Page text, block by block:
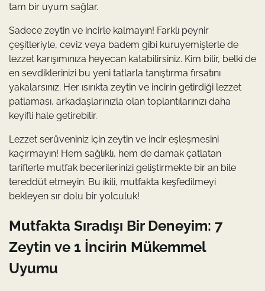
tam bir uyum sağlar.
Sadece zeytin ve incirle kalmayın! Farklı peynir
çeşitleriyle, ceviz veya badem gibi kuruyemişlerle de
lezzet karışımınıza heyecan katabilirsiniz. Kim bilir, belki de
en sevdiklerinizi bu yeni tatlarla tanıştırma fırsatını
yakalarsınız. Her ısırıkta zeytin ve incirin getirdiği lezzet
patlaması, arkadaşlarınızla olan toplantılarınızı daha
keyifli hale getirebilir.
Lezzet serüveniniz için zeytin ve incir eşleşmesini
kaçırmayın! Hem sağlıklı, hem de damak çatlatan
tariflerle mutfak becerilerinizi geliştirmekte bir an bile
tereddüt etmeyin. Bu ikili, mutfakta keşfedilmeyi
bekleyen sır dolu bir yolculuk!
Mutfakta Sıradışı Bir Deneyim: 7
Zeytin ve 1 İncirin Mükemmel
Uyumu